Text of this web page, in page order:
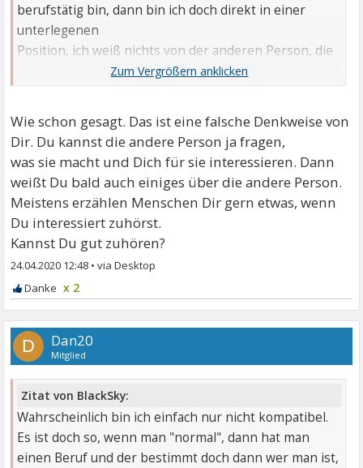
berufstätig bin, dann bin ich doch direkt in einer
unterlegenen
Position, ich weiß nichts von der anderen Person, die
Person weiß aber so Einiges über mich.
Wie schon gesagt. Das ist eine falsche Denkweise von
Dir. Du kannst die andere Person ja fragen,
was sie macht und Dich für sie interessieren. Dann
weißt Du bald auch einiges über die andere Person.
Meistens erzählen Menschen Dir gern etwas, wenn
Du interessiert zuhörst.
Kannst Du gut zuhören?
24.04.2020 12:48 •
x 2
D Dan20
Mitglied
Zitat von BlackSky:
Wahrscheinlich bin ich einfach nur nicht kompatibel.
Es ist doch so, wenn man "normal", dann hat man
einen Beruf und der bestimmt doch dann wer man ist,